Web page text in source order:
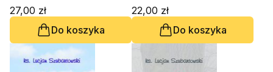
27,00 zł
Do koszyka
22,00 zł
Do koszyka